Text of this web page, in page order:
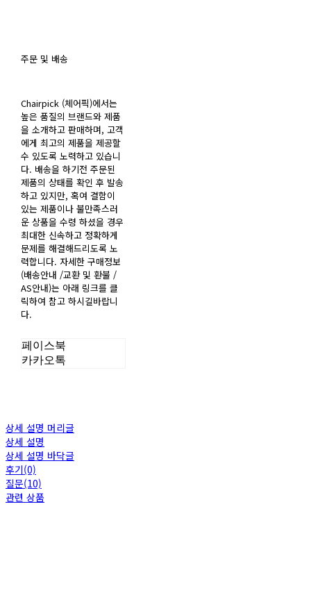
주문 및 배송
Chairpick (체어픽)에서는
높은 품질의 브랜드와 제품
을 소개하고 판매하며, 고객
에게 최고의 제품을 제공할
수 있도록 노력하고 있습니
다. 배송을 하기전 주문된
제품의 상태를 확인 후 발송
하고 있지만, 혹여 결함이
있는 제품이나 불만족스러
운 상품을 수령 하셨을 경우
최대한 신속하고 정확하게
문제를 해결해드리도록 노
력합니다. 자세한 구매정보
(배송안내 /교환 및 환불 /
AS안내)는 아래 링크를 클
릭하여 참고 하시길바랍니
다.
페이스북
카카오톡
상세 설명 머리글
상세 설명
상세 설명 바닥글
후기(0)
질문(10)
관련 상품